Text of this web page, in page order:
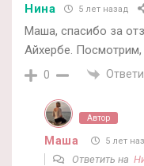
Нина 5 лет назад
Маша, спасибо за
Айхербе.
0
Автор
Маша 5 лет
Ответить на